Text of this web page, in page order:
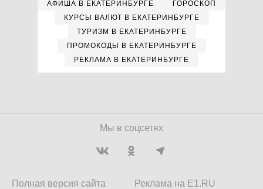
АФИША В ЕКАТЕРИНБУРГЕ
ГОРОСКОП
КУРСЫ ВАЛЮТ В ЕКАТЕРИНБУРГЕ
ТУРИЗМ В ЕКАТЕРИНБУРГЕ
ПРОМОКОДЫ В ЕКАТЕРИНБУРГЕ
РЕКЛАМА В ЕКАТЕРИНБУРГЕ
Мы в соцсетях
Полная версия сайта
Реклама на E1.RU